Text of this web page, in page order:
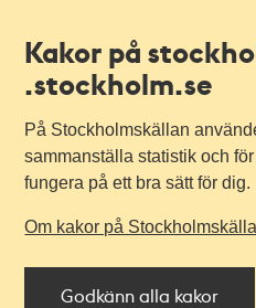
Kakor på
.stockholm.se
På Stockholmskällan
sammanställa statistik och
fungera på ett bra sätt för dig.
Om kakor på
Godkänn alla kakor